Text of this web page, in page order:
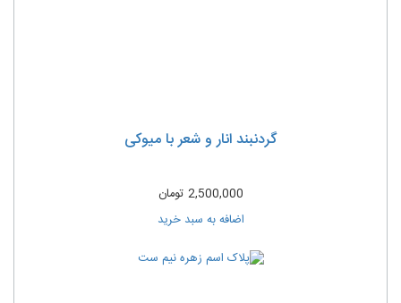
گردنبند انار و شعر با میوکی
2,500,000 تومان
اضافه به سبد خرید